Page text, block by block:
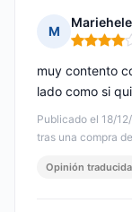
M
Nota: 4 de
Publicado el 18/
tras una compra
muy contento
lado como si
Opinión traducida